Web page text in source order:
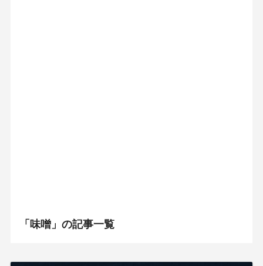
「味噌」の記事一覧